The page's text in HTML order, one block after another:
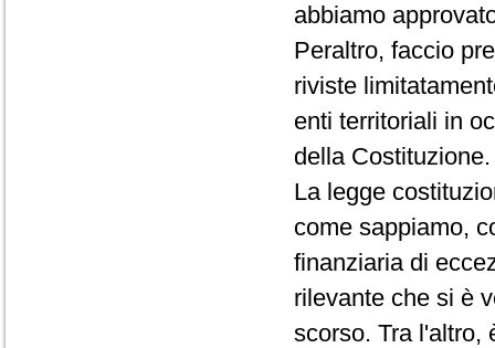
abbiamo
Peraltro, faccio
riviste
enti territoriali in
della Costituzione.
La legge
come sappiamo,
finanziaria di
rilevante che si è
scorso. Tra l'altro,